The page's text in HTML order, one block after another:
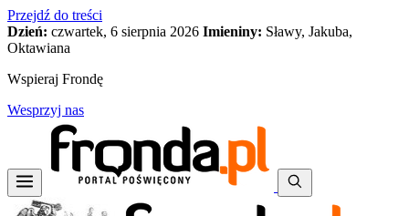
Przejdź do treści
Dzień: czwartek, 6 sierpnia 2026 Imieniny: Sławy, Jakuba,
Oktawiana
Wspieraj Frondę
Wesprzyj nas